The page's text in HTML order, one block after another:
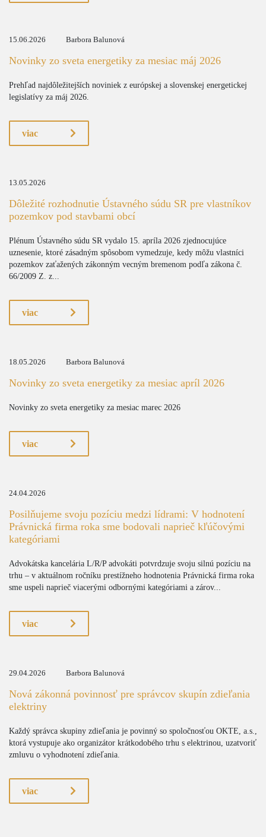
15.06.2026 Barbora Balunová
Novinky zo sveta energetiky za mesiac máj 2026
Prehľad najdôležitejších noviniek z európskej a slovenskej energetickej
legislatívy za máj 2026.
viac
13.05.2026
Dôležité rozhodnutie Ústavného súdu SR pre vlastníkov
pozemkov pod stavbami obcí
Plénum Ústavného súdu SR vydalo 15. apríla 2026 zjednocujúce
uznesenie, ktoré zásadným spôsobom vymedzuje, kedy môžu vlastníci
pozemkov zaťažených zákonným vecným bremenom podľa zákona č.
66/2009 Z. z...
viac
18.05.2026 Barbora Balunová
Novinky zo sveta energetiky za mesiac apríl 2026
Novinky zo sveta energetiky za mesiac marec 2026
viac
24.04.2026
Posilňujeme svoju pozíciu medzi lídrami: V hodnotení
Právnická firma roka sme bodovali naprieč kľúčovými
kategóriami
Advokátska kancelária L/R/P advokáti potvrdzuje svoju silnú pozíciu na
trhu – v aktuálnom ročníku prestížneho hodnotenia Právnická firma roka
sme uspeli naprieč viacerými odbornými kategóriami a zárov...
viac
29.04.2026 Barbora Balunová
Nová zákonná povinnosť pre správcov skupín zdieľania
elektriny
Každý správca skupiny zdieľania je povinný so spoločnosťou OKTE, a.s.,
ktorá vystupuje ako organizátor krátkodobého trhu s elektrinou, uzatvoriť
zmluvu o vyhodnotení zdieľania.
viac